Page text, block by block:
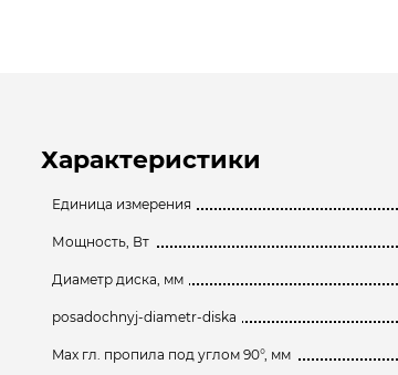
Характеристики
Единица измерения
Мощность, Вт
Диаметр диска, мм
posadochnyj-diametr-diska
Max гл. пропила под углом 90°, мм